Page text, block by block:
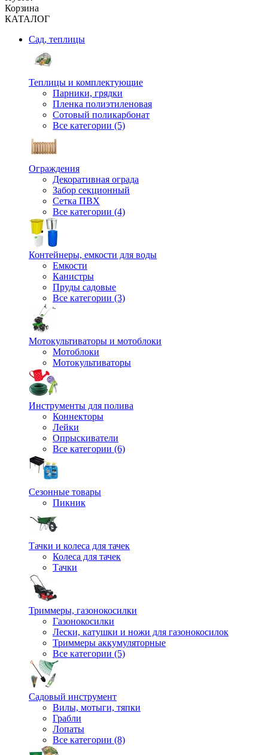
Корзина
КАТАЛОГ
Сад, теплицы
Теплицы и комплектующие
Парники, грядки
Пленка полиэтиленовая
Сотовый поликарбонат
Все категории (5)
Ограждения
Декоративная ограда
Забор секционный
Сетка ПВХ
Все категории (4)
Контейнеры, емкости для воды
Емкости
Канистры
Пруды садовые
Все категории (3)
Мотокультиваторы и мотоблоки
Мотоблоки
Мотокультиваторы
Инструменты для полива
Коннекторы
Лейки
Опрыскиватели
Все категории (6)
Сезонные товары
Пикник
Тачки и колеса для тачек
Колеса для тачек
Тачки
Триммеры, газонокосилки
Газонокосилки
Лески, катушки и ножи для газонокосилок
Триммеры аккумуляторные
Все категории (5)
Садовый инструмент
Вилы, мотыги, тяпки
Грабли
Лопаты
Все категории (8)